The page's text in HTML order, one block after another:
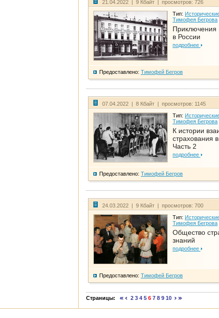
21.04.2022 | 9 Кбайт | просмотров: 726
Тип:
Тимофея Бегрова
Приключения
в России
подробнее
Предоставлено: Тимофей Бегров
07.04.2022 | 8 Кбайт | просмотров: 1145
Тип:
Тимофея Бегрова
К истории
страхования
Часть 2
подробнее
Предоставлено: Тимофей Бегров
24.03.2022 | 9 Кбайт | просмотров: 700
Тип:
Тимофея Бегрова
Общество
знаний
подробнее
Предоставлено: Тимофей Бегров
Страницы: 2 3 4 5 6 7 8 9 10